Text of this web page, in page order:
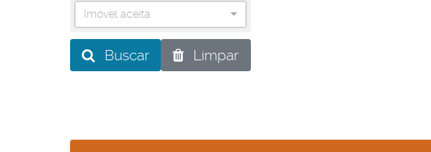
Imóvel aceita
Buscar Limpar